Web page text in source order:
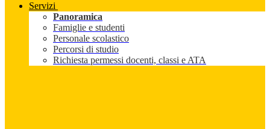
Servizi
Panoramica
Famiglie e studenti
Personale scolastico
Percorsi di studio
Richiesta permessi docenti, classi e ATA